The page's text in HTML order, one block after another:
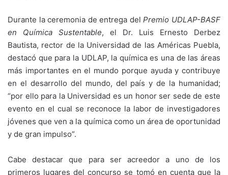
Durante la ceremonia de entrega delPremio UDLAP-BASF
en Química Sustentable, el Dr. Luis Ernesto Derbez
Bautista, rector de la Universidad de las Américas Puebla,
destacó que para la UDLAP, la química es una de las áreas
más importantes en el mundo porque ayuda y contribuye
en el desarrollo del mundo, del país y de la humanidad;
“por ello para la Universidad es un honor ser sede de este
evento en el cual se reconoce la labor de investigadores
jóvenes que ven a la química como un área de oportunidad
y de gran impulso”.
Cabe destacar que para ser acreedor a uno de los
primeros lugares del concurso se tomó en cuenta que la